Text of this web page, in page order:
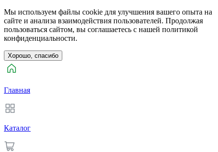
Мы используем файлы cookie для улучшения вашего опыта на
сайте и анализа взаимодействия пользователей. Продолжая
пользоваться сайтом, вы соглашаетесь с нашей политикой
конфиденциальности.
Хорошо, спасибо
Главная
Каталог